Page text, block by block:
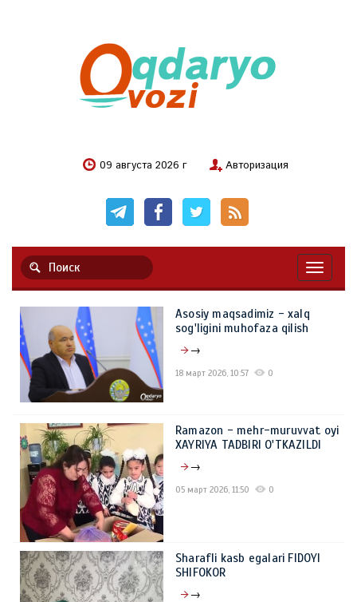
09 августа 2026 г Авторизация
Asosiy maqsadimiz - xalq
sog'ligini muhofaza qilish
→
18 март 2026, 10:57 0
Ramazon - mehr-muruvvat oyi
XAYRIYA TADBIRI O'TKAZILDI
→
05 март 2026, 11:50 0
Sharafli kasb egalari FIDOYI
SHIFOKOR
→